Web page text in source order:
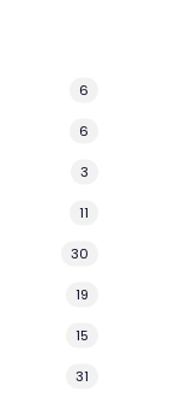
6
6
3
11
30
19
15
31